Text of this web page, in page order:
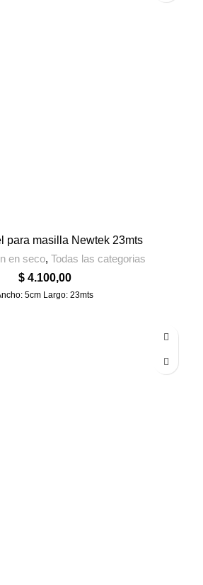
para masilla Newtek 23mts
en seco, Todas las categorias
$4.100,00
5cm Largo: 23mts